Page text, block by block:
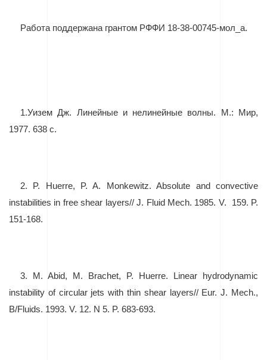
Работа поддержана грантом РФФИ 18-38-00745-мол_а.
1.Уизем Дж. Линейные и нелинейные волны. М.: Мир,
1977. 638 с.
2.
P. Huerre, P. A. Monkewitz. Absolute and convective
instabilities in free shear layers// J. Fluid Mech. 1985. V.
159. P.
151-168.
3. M. Abid, M. Brachet, P. Huerre. Linear hydrodynamic
instability of circular jets with thin shear layers// Eur. J. Mech.,
B/Fluids. 1993. V. 12. N 5. P. 683-693.